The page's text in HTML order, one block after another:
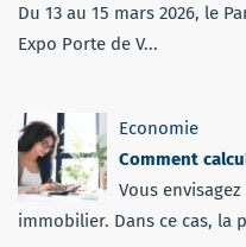
Du 13 au 15 mars 2026, le
Expo Porte de V...
Economie
Comment
Vous
immobilier. Dans ce cas, la